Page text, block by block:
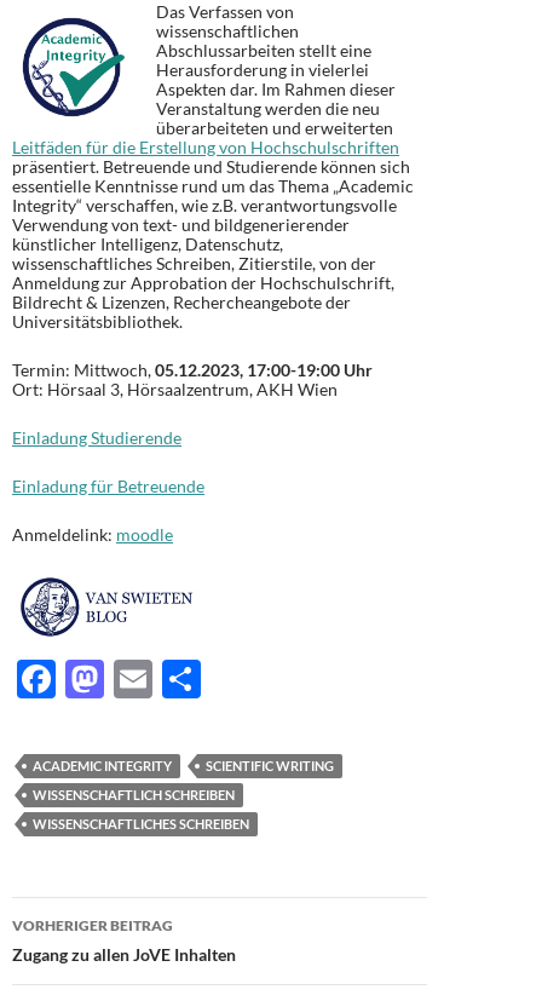
Das Verfassen von
wissenschaftlichen
Abschlussarbeiten stellt eine
Herausforderung in vielerlei
Aspekten dar. Im Rahmen dieser
Veranstaltung werden die neu
überarbeiteten und erweiterten
Leitfäden für die Erstellung von Hochschulschriften
präsentiert. Betreuende und Studierende können sich
essentielle Kenntnisse rund um das Thema „Academic
Integrity“ verschaffen, wie z.B. verantwortungsvolle
Verwendung von text- und bildgenerierender
künstlicher Intelligenz, Datenschutz,
wissenschaftliches Schreiben, Zitierstile, von der
Anmeldung zur Approbation der Hochschulschrift,
Bildrecht & Lizenzen, Rechercheangebote der
Universitätsbibliothek.
Termin: Mittwoch,05.12.2023, 17:00-19:00 Uhr
Ort: Hörsaal 3, Hörsaalzentrum, AKH Wien
Einladung Studierende
Einladung für Betreuende
Anmeldelink: moodle
F
e
b
o
k
M
to
d
o
E
ail le
n
ACADEMIC INTEGRITY
SCIENTIFIC WRITING
WISSENSCHAFTLICH SCHREIBEN
WISSENSCHAFTLICHES SCHREIBEN
Beitragsnavigation
VORHERIGER BEITRAG
Zugang zu allen JoVE Inhalten